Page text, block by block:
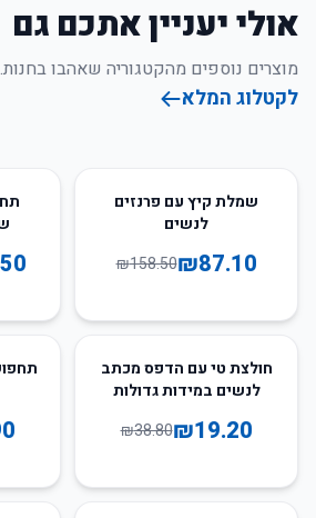
אולי יעניין אתכם גם
מוצרים נוספים מהקטגוריה שאהבו בחנות.
לקטלוג המלא
45שמלת קיץ עם פרנזים
לנשים
₪87.10
₪158.50
51%חולצת טי עם הדפס מכתב
לנשים במידות גדולות
₪19.20
₪38.80
25%